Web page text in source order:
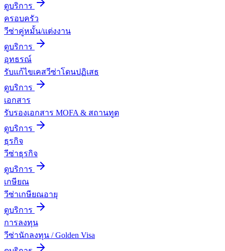
ดูบริการ
ครอบครัว
วีซ่าคู่หมั้น/แต่งงาน
ดูบริการ
อุทธรณ์
รับแก้ไขเคสวีซ่าโดนปฏิเสธ
ดูบริการ
เอกสาร
รับรองเอกสาร MOFA & สถานทูต
ดูบริการ
ธุรกิจ
วีซ่าธุรกิจ
ดูบริการ
เกษียณ
วีซ่าเกษียณอายุ
ดูบริการ
การลงทุน
วีซ่านักลงทุน / Golden Visa